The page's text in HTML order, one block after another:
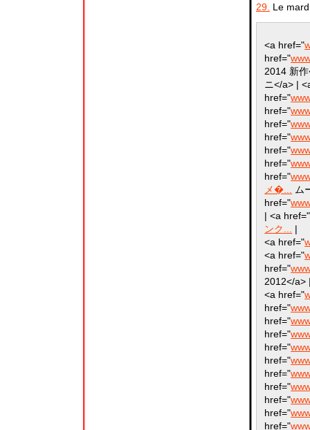
29. Le
<a href="
href="
2014 新
ニ</a> |
href="
href="
href="
href="
href="
href="
href="
メ�... ム
href="
| <a href="
ンク... |
<a href="
<a href="
href="
2012</a>
<a href="
href="
href="
href="
href="
href="
href="
href="
href="
href="
href="